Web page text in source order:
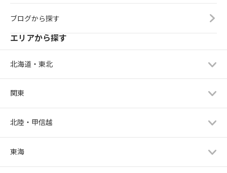
ブログから探す
エリアから探す
北海道・東北
関東
北陸・甲信越
東海